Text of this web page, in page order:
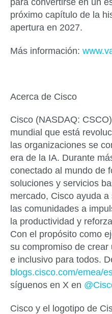
para convertirse en un
próximo capítulo de la
apertura en 2027.
Más información:
Acerca de Cisco
Cisco (NASDAQ:
mundial que está
las organizaciones se
era de la IA. Durante
conectado al mundo de
soluciones y servicios
mercado, Cisco ayuda
las comunidades a
la productividad y
Con el propósito como
su compromiso de
e inclusivo para todos.
blogs.cisco.com/emea/
síguenos en X en
Cisco y el logotipo de